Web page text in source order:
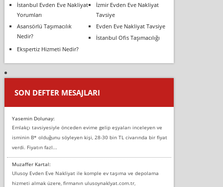
İstanbul Evden Eve Nakliyat
Yorumları
İzmir Evden Eve Nakliyat
Tavsiye
Asansörlü Taşımacılık
Nedir?
Evden Eve Nakliyat Tavsiye
İstanbul Ofis Taşımacılığı
Ekspertiz Hizmeti Nedir?
SON DEFTER MESAJLARI
Yasemin Dolunay:
Emlakçı tavsiyesiyle önceden evime gelip eşyaları inceleyen ve
isminin B* olduğunu söyleyen kişi, 28-30 bin TL civarında bir fiyat
verdi. Fiyatın fazl...
Muzaffer Kartal:
Ulusoy Evden Eve Nakliyat ile komple ev taşıma ve depolama
hizmeti almak üzere, firmanın ulusoynaklyat.com.tr,